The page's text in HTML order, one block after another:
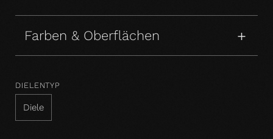
Farben & Oberflächen
DIELENTYP
Diele